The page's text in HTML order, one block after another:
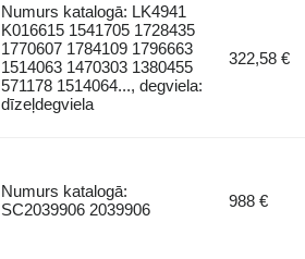
Numurs katalogā: LK4941
K016615 1541705 1728435
1770607 1784109 1796663
1514063 1470303 1380455
571178 1514064..., degviela:
dīzeļdegviela
322,58 €
Numurs katalogā:
SC2039906 2039906
988 €